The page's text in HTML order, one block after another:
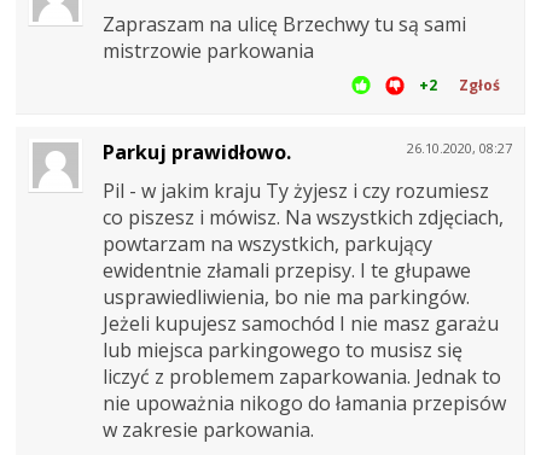
Zapraszam na ulicę Brzechwy tu są sami
mistrzowie parkowania
+2 Zgłoś
26.10.2020, 08:27
Parkuj prawidłowo.
Pil - w jakim kraju Ty żyjesz i czy rozumiesz
co piszesz i mówisz. Na wszystkich zdjęciach,
powtarzam na wszystkich, parkujący
ewidentnie złamali przepisy. I te głupawe
usprawiedliwienia, bo nie ma parkingów.
Jeżeli kupujesz samochód I nie masz garażu
lub miejsca parkingowego to musisz się
liczyć z problemem zaparkowania. Jednak to
nie upoważnia nikogo do łamania przepisów
w zakresie parkowania.